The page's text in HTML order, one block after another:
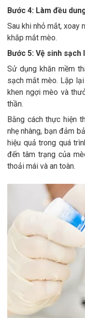
Bước 4: Làm đều
Sau khi nhỏ mắt, xoay
khắp mắt mèo.
Bước 5: Vệ sinh sạch
Sử dụng khăn mềm
sạch mắt mèo. Lặp
khen ngợi mèo và
thần.
Bằng cách thực hiện
nhẹ nhàng, bạn đảm
hiệu quả trong quá
đến tâm trạng của
thoải mái và an toàn.